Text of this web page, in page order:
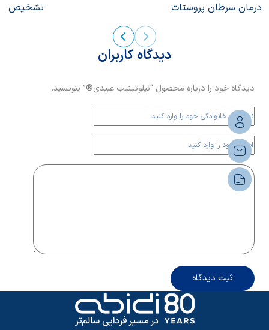
درمان سرطان پروستات تشخیص و
دیدگاه کاربران
دیدگاه خود را درباره محصول “نیلوتینیب عبیدی®” بنویسید.
ثبت دیدگاه